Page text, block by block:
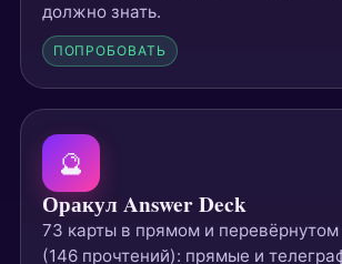
должно знать.
ПОПРОБОВАТЬ
🔮
Оракул Answer Deck
73 карты в прямом и
(146 прочтений): прямые и